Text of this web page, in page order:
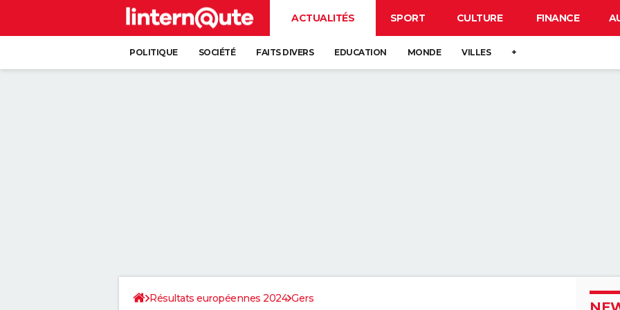
ACTUALITÉS SPORT CULTURE FINANCE
POLITIQUE SOCIÉTÉ FAITS DIVERS EDUCATION MONDE VILLES +
Résultats européennes 2024 Gers